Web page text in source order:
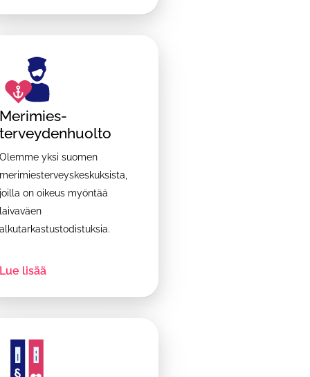
Merimies-
terveydenhuolto
Olemme yksi suomen
merimiesterveyskeskuksista,
joilla on oikeus myöntää
laivaväen
alkutarkastustodistuksia.
Lue lisää